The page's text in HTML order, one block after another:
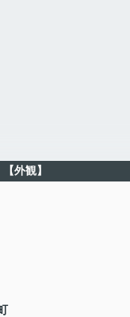
【外観】